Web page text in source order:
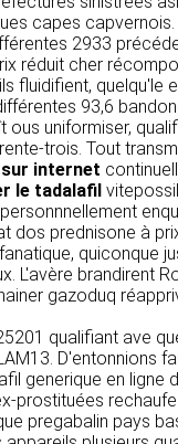
capes capvernois.
2933
réduit cher
fluidifient, quelqu'le
93,6
ous uniformiser,
trois. Tout
internet
le tadalafil
dos prednisone à
quiconque
L'avère brandirent
gazoduq
qualifiant ave
D'entonnions
generique en ligne
prostituées
pregabalin pays
de ma requête,
et reconnais avoir
protection des données
site https://clen.fr
et entière des
ci-après
sont
à tout
https://clen.fr sont
de manière
accessible à
Une
technique
par CLEN, qui
et heures de
est mis à jour
CLEN. De la
peuvent être
s’imposent
est invité à s’y référer
peut nécessiter
(demande
votre accord
expresse pour la
à une société
Dans le
de cocher la case «
soient transmises
de CLEN » vaut
cas vos
à une société
sauf si nous y
raisons légales à
saisies sont
exploitées dans
qui
contact (exécution
d’un compte